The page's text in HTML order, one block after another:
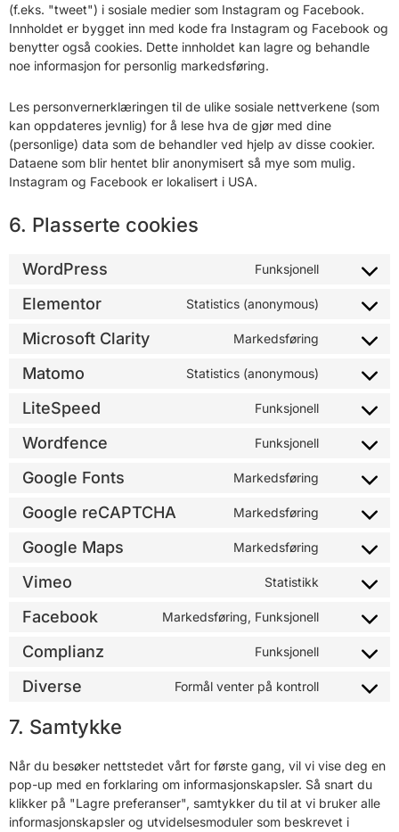
(f.eks. "tweet") i sosiale medier som Instagram og Facebook.
Innholdet er bygget inn med kode fra Instagram og Facebook og
benytter også cookies. Dette innholdet kan lagre og behandle
noe informasjon for personlig markedsføring.
Les personvernerklæringen til de ulike sosiale nettverkene (som
kan oppdateres jevnlig) for å lese hva de gjør med dine
(personlige) data som de behandler ved hjelp av disse cookier.
Dataene som blir hentet blir anonymisert så mye som mulig.
Instagram og Facebook er lokalisert i USA.
6. Plasserte cookies
WordPress Funksjonell
Elementor Statistics (anonymous)
Microsoft Clarity Markedsføring
Matomo Statistics (anonymous)
LiteSpeed Funksjonell
Wordfence Funksjonell
Google Fonts Markedsføring
Google reCAPTCHA Markedsføring
Google Maps Markedsføring
Vimeo Statistikk
Facebook Markedsføring, Funksjonell
Complianz Funksjonell
Diverse Formål venter på kontroll
7. Samtykke
Når du besøker nettstedet vårt for første gang, vil vi vise deg en
pop-up med en forklaring om informasjonskapsler. Så snart du
klikker på "Lagre preferanser", samtykker du til at vi bruker alle
informasjonskapsler og utvidelsesmoduler som beskrevet i